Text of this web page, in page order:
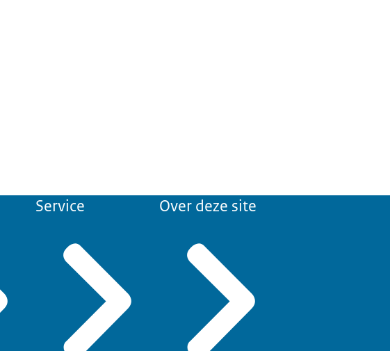
Service Over deze site